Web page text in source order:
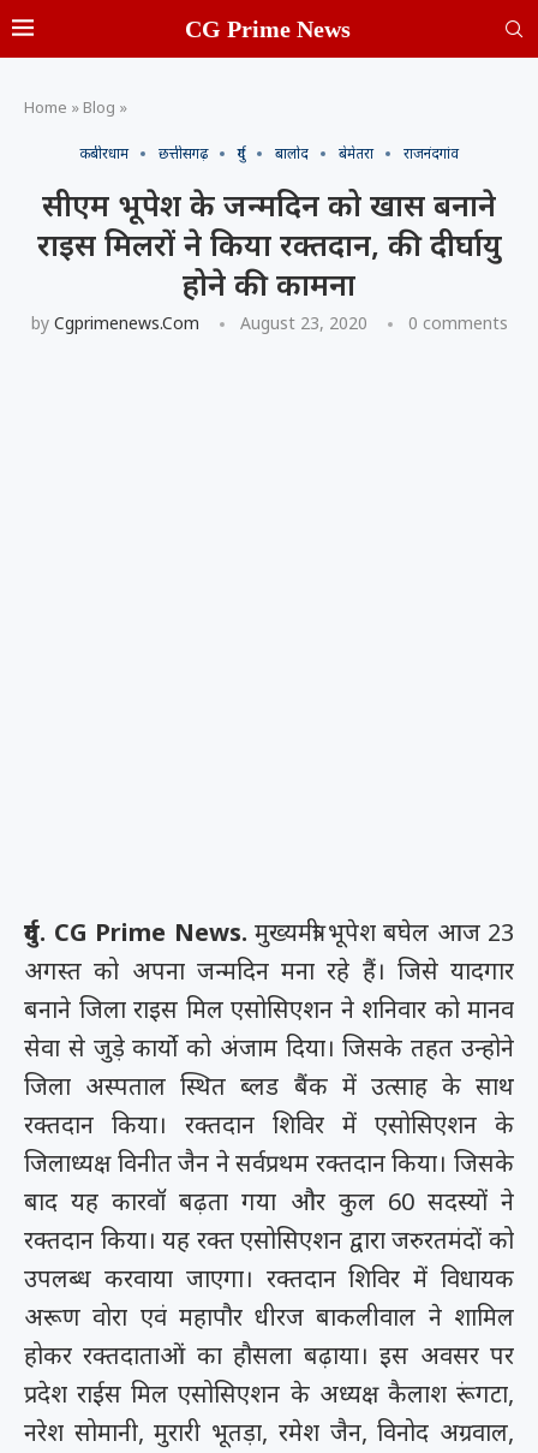
CG Prime News
Home » Blog »
कबीरधाम छत्तीसगढ़ दुर्ग बालोद बेमेतरा राजनंदगांव
सीएम भूपेश के जन्मदिन को खास बनाने
राइस मिलरों ने किया रक्तदान, की दीर्घायु
होने की कामना
by Cgprimenews.com August 23, 2020 0 comments
दुर्ग. CG Prime News. मुख्यमंत्री भूपेश बघेल आज 23
अगस्त को अपना जन्मदिन मना रहे हैं। जिसे यादगार
बनाने जिला राइस मिल एसोसिएशन ने शनिवार को मानव
सेवा से जुड़े कार्यो को अंजाम दिया। जिसके तहत उन्होने
जिला अस्पताल स्थित ब्लड बैंक में उत्साह के साथ
रक्तदान किया। रक्तदान शिविर में एसोसिएशन के
जिलाध्यक्ष विनीत जैन ने सर्वप्रथम रक्तदान किया। जिसके
बाद यह कारवॉ बढ़ता गया और कुल 60 सदस्यों ने
रक्तदान किया। यह रक्त एसोसिएशन द्वारा जरुरतमंदों को
उपलब्ध करवाया जाएगा। रक्तदान शिविर में विधायक
अरूण वोरा एवं महापौर धीरज बाकलीवाल ने शामिल
होकर रक्तदाताओं का हौसला बढ़ाया। इस अवसर पर
प्रदेश राईस मिल एसोसिएशन के अध्यक्ष कैलाश रूंगटा,
नरेश सोमानी, मुरारी भूतड़ा, रमेश जैन, विनोद अग्रवाल,